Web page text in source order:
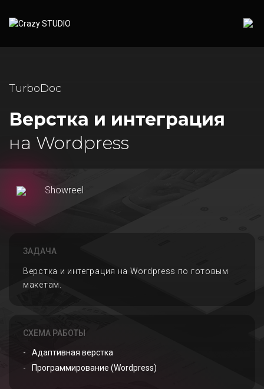
TurboDoc
Верстка и интеграция
на Wordpress
Showreel
ЗАДАЧА
Верстка и интеграция на Wordpress по готовым
макетам.
СХЕМА РАБОТЫ
Адаптивная верстка
Программирование (Wordpress)